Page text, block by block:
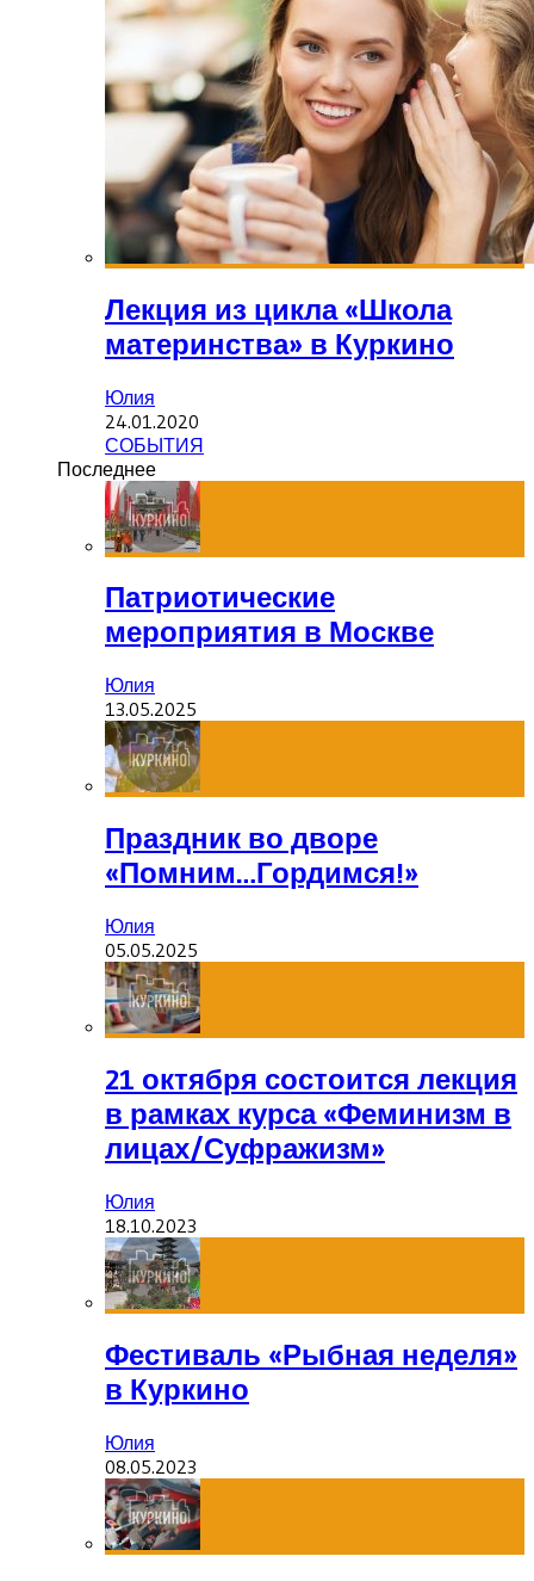
Лекция из цикла «Школа
материнства» в Куркино
Юлия
24.01.2020
СОБЫТИЯ
Последнее
Патриотические
мероприятия в Москве
Юлия
13.05.2025
Праздник во дворе
«Помним…Гордимся!»
Юлия
05.05.2025
21 октября состоится лекция
в рамках курса «Феминизм в
лицах/Суфражизм»
Юлия
18.10.2023
Фестиваль «Рыбная неделя»
в Куркино
Юлия
08.05.2023